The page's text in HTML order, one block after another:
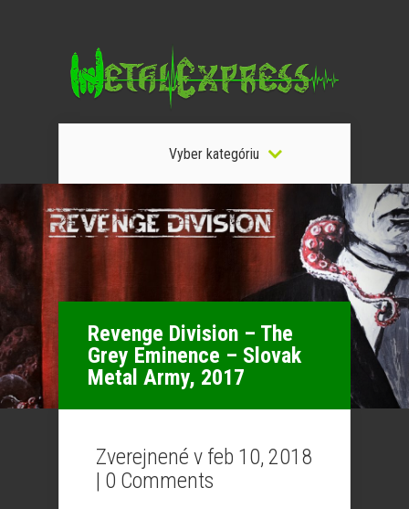
Vyber kategóriu
Revenge Division – The
Grey Eminence – Slovak
Metal Army, 2017
Zverejnené v feb 10, 2018
| 0 Comments